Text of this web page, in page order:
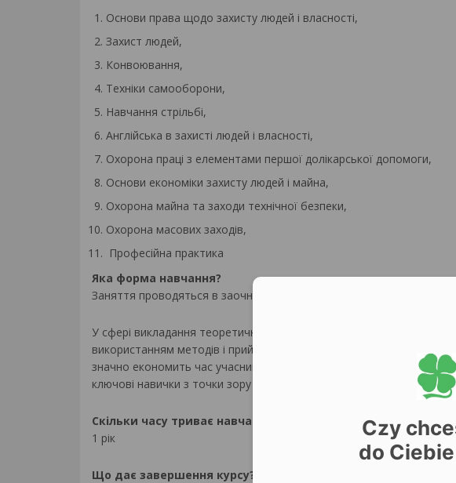
Основи права щодо захисту людей і власності,
Захист людей,
Конвоювання,
Техніки самооборони,
Навчання стрільбі,
Англійська в захисті людей і власності,
Охорона праці з елементами першої долікарської допомоги,
Основи економіки захисту людей і майна,
Охорона майна та заходи технічної безпеки,
Охорона масових заходів,
Професійна практика
Яка форма навчання?
Заняття проводяться в заочній формі (проводяться не рідше 1
У сфері викладання теоретичних професійних дисциплін переважна
використанням методів і прийомів дистанційного навчання
значно економить час учасників. З іншого боку, у школі
ключові навички з точки зору кваліфікації, що виділяється в даній
Скільки часу триває навчання на курсі за однією
1 рік
Що дає завершення курсу?
Czy
do